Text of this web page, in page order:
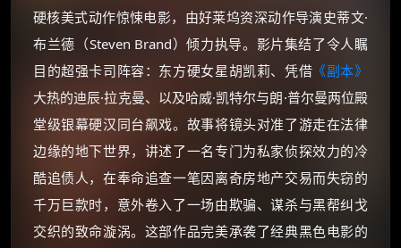
硬核美式动作惊悚电影，由好莱坞资深动作导演史蒂文·
布兰德（Steven Brand）倾力执导。影片集结了令人瞩
目的超强卡司阵容：东方硬女星胡凯莉、凭借 《副本》
大热的迪辰·拉克曼、以及哈威·凯特尔与朗·普尔曼两位殿
堂级银幕硬汉同台飙戏。故事将镜头对准了游走在法律
边缘的地下世界，讲述了一名专门为私家侦探效力的冷
酷追债人，在奉命追查一笔因离奇房地产交易而失窃的
千万巨款时，意外卷入了一场由欺骗、谋杀与黑帮纠戈
交织的致命漩涡。这部作品完美承袭了经典黑色电影的